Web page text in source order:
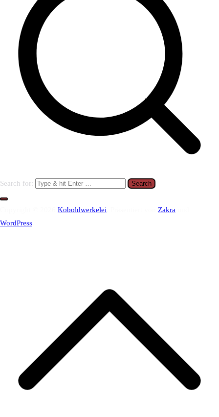
Search for:
Koboldwerkelei Zakra
WordPress